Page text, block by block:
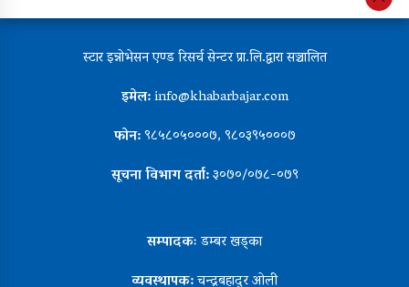
स्टार इन्नोभेसन एण्ड रिसर्च सेन्टर प्रा.लि.द्वारा सञ्चालित
इमेल:info@khabarbajar.com
फोन:९८५८०५०००७, ९८०३९५०००७
सूचना विभाग दर्ता:३०७०/०७८-०७९
सम्पादकःडम्बर खड्का
व्यवस्थापक:चन्द्रबहादुर ओली